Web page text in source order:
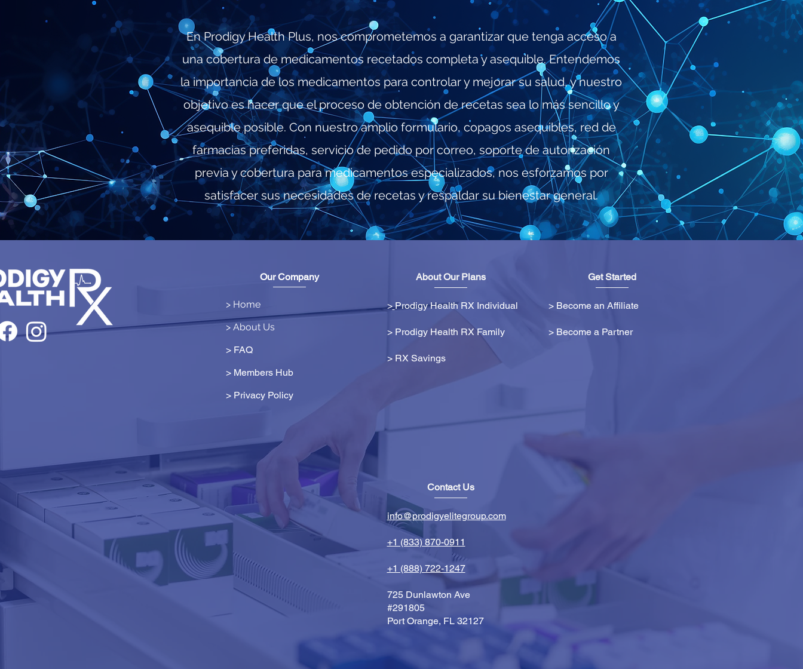
En Prodigy Health Plus, nos comprometemos a garantizar que tenga acceso a
una cobertura de medicamentos recetados completa y asequible. Entendemos
la importancia de los medicamentos para controlar y mejorar su salud, y nuestro
objetivo es hacer que el proceso de obtención de recetas sea lo más sencillo y
asequible posible. Con nuestro amplio formulario, copagos asequibles, red de
farmacias preferidas, servicio de pedido por correo, soporte de autorización
previa y cobertura para medicamentos especializados, nos esforzamos por
satisfacer sus necesidades de recetas y respaldar su bienestar general.
Our Company
> Home
> About Us
> FAQ
> Members Hub
> Privacy Policy
About Our Plans
> Prodigy Health RX Individual
> Prodigy Health RX Family
> RX Savings
Get Started
> Become an Affiliate
> Become a Partner
Contact Us
info@prodigyelitegroup.com
+1 (833) 870-0911
+1 (888) 722-1247
725 Dunlawton Ave
#291805
Port Orange, FL 32127